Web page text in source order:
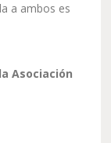
a ambos es
Asociación